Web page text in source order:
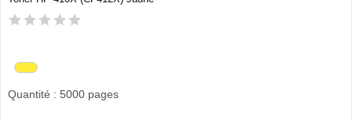
Quantité : 5000 pages